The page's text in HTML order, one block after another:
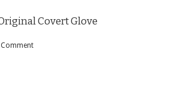
Covert Glove
Comment